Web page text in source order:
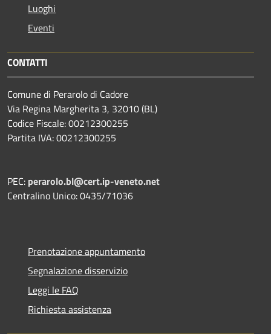
Luoghi
Eventi
CONTATTI
Comune di Perarolo di Cadore
Via Regina Margherita 3, 32010 (BL)
Codice Fiscale: 00212300255
Partita IVA: 00212300255
PEC: perarolo.bl@cert.ip-veneto.net
Centralino Unico: 0435/71036
Prenotazione appuntamento
Segnalazione disservizio
Leggi le FAQ
Richiesta assistenza